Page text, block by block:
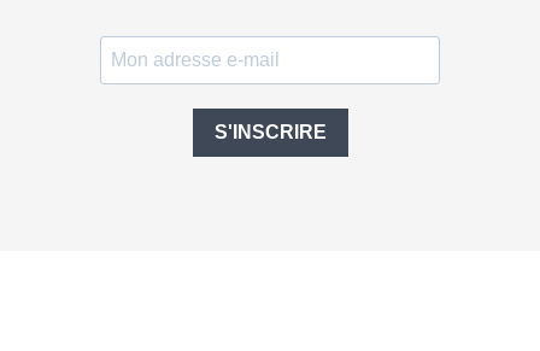
S'INSCRIRE